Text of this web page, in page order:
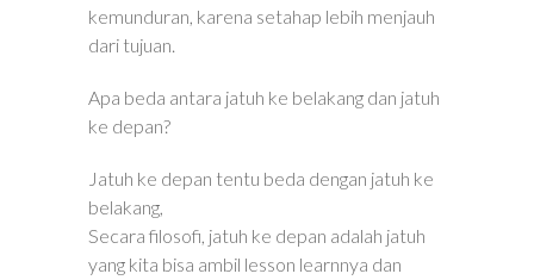
kemunduran, karena setahap lebih menjauh
dari tujuan.
Apa beda antara jatuh ke belakang dan jatuh
ke depan?
Jatuh ke depan tentu beda dengan jatuh ke
belakang,
Secara filosofi, jatuh ke depan adalah jatuh
yang kita bisa ambil lesson learnnya dan